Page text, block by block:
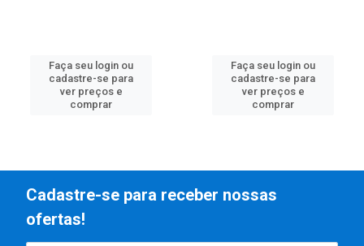
Faça seu login ou
cadastre-se para
ver preços e
comprar
Faça seu login ou
cadastre-se para
ver preços e
comprar
Cadastre-se para receber nossas
ofertas!